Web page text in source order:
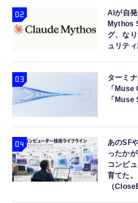
AIが自
Mythos
グ、な
ュリテ
ターミ
「
「
あのSF
ったか
コンピ
育てた
（